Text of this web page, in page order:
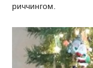
риччингом.